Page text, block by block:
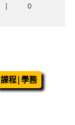
|
0
課程|學務